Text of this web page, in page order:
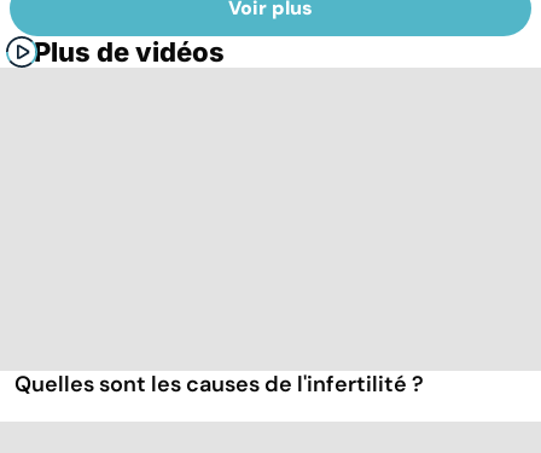
Voir plus
Plus de vidéos
Quelles sont les causes de l'infertilité ?